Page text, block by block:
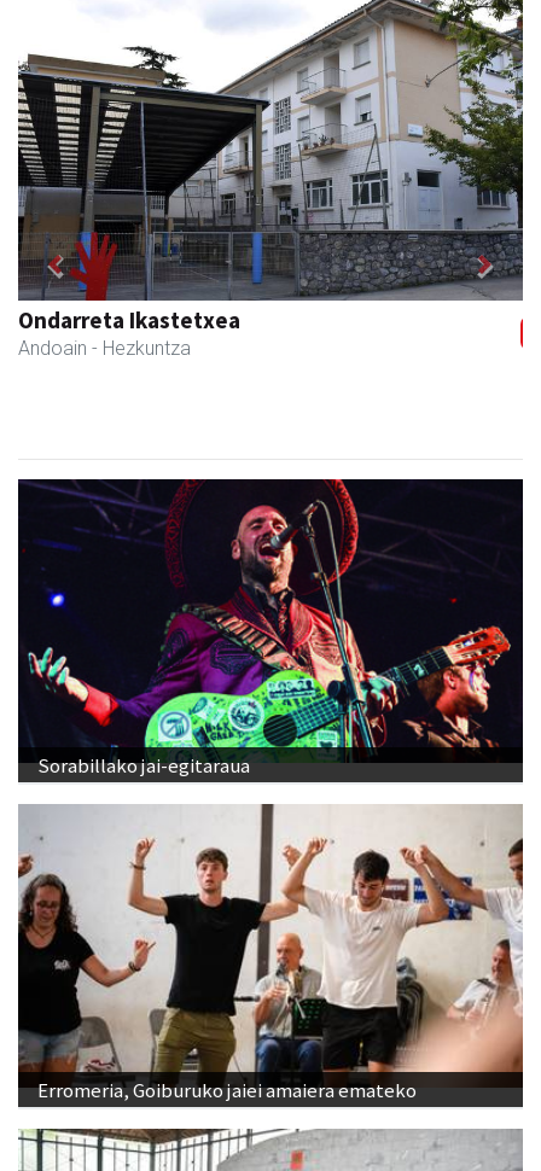
Andoaingo Udala
Andoain - Udaletxeak
Previous Next
Sorabillako jai-egitaraua
Erromeria, Goiburuko jaiei amaiera emateko